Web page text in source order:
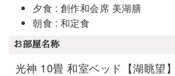
夕食 : 創作和会席 美湖膳
朝食 : 和定食
お部屋名称
光神 10畳 和室ベッド【湖眺望】